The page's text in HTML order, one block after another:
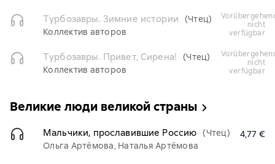
Турбозавры. Зимние истории
(Чтец)
Коллектив авторов
vorübergehend
nicht
verfügbar
Турбозавры. Привет, Сирена!
(Чтец)
Коллектив авторов
vorübergehend
nicht
verfügbar
Великие люди великой страны
Мальчики, прославившие Россию (Чтец)
Ольга Артёмова, Наталья Артёмова
4,77 €